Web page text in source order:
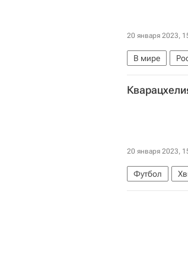
20 января 2023,
В мире
Греция
20 января 2023,
Футбол